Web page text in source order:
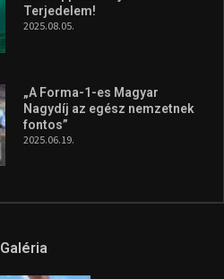
Terjedelem!
2025.08.05.
„A Forma-1-es Magyar
Nagydíj az egész nemzetnek
fontos”
2025.06.19.
Galéria